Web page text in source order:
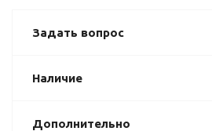
Задать вопрос
Наличие
Дополнительно